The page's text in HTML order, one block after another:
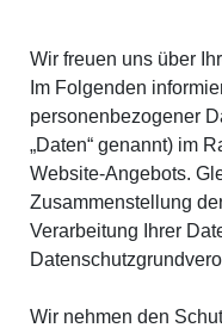
Wir freuen uns über
Im Folgenden
personenbezogener
„Daten“ genannt) im
Website-Angebots.
Zusammenstellung
Verarbeitung Ihrer
Wir nehmen den